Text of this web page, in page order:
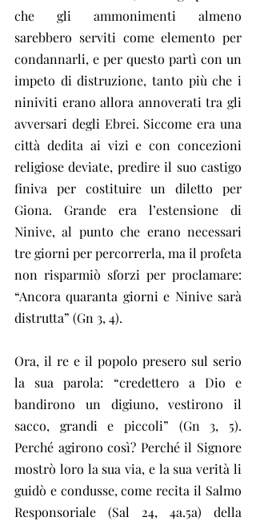
che gli ammonimenti almeno
sarebbero serviti come elemento per
condannarli, e per questo partì con un
impeto di distruzione, tanto più che i
niniviti erano allora annoverati tra gli
avversari degli Ebrei. Siccome era una
città dedita ai vizi e con concezioni
religiose deviate, predire il suo castigo
finiva per costituire un diletto per
Giona. Grande era l’estensione di
Ninive, al punto che erano necessari
tre giorni per percorrerla, ma il profeta
non risparmiò sforzi per proclamare:
“Ancora quaranta giorni e Ninive sarà
distrutta” (Gn 3, 4).
Ora, il re e il popolo presero sul serio
la sua parola: “credettero a Dio e
bandirono un digiuno, vestirono il
sacco, grandi e piccoli” (Gn 3, 5).
Perché agirono così? Perché il Signore
mostrò loro la sua via, e la sua verità li
guidò e condusse, come recita il Salmo
Responsoriale (Sal 24, 4a.5a) della